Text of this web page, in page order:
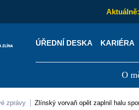
Aktuálně:
ÚŘEDNÍ DESKA KARIÉRA
O
Úřední deska
zprávy Zlínský vorvaň opět zaplnil halu